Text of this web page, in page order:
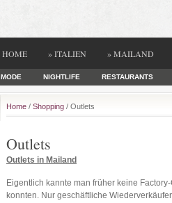
HOME » ITALIEN » MAILAND
MODE NIGHTLIFE RESTAURANTS
Home / Shopping / Outlets
Outlets
Outlets in Mailand
Eigentlich kannte man früher keine
konnten. Nur geschäftliche